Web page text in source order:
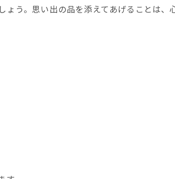
う。思い出の品を添えてあげることは、